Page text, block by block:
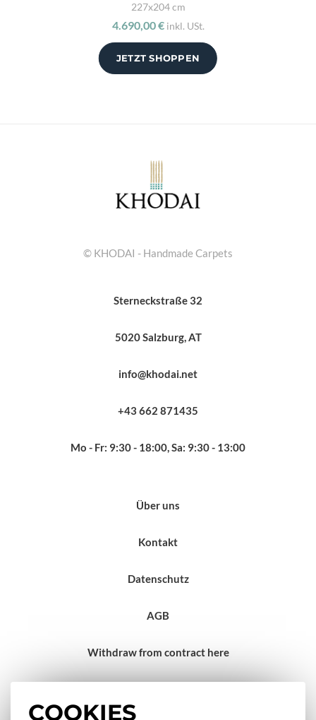
JETZT SHOPPEN
227x204 cm
4.690,00 € inkl. USt.
COOKIES
© KHODAI - Handmade Carpets
Sterneckstraße 32
5020 Salzburg, AT
info@khodai.net
+43 662 871435
Mo - Fr: 9:30 - 18:00, Sa: 9:30 - 13:00
Über uns
Kontakt
Datenschutz
AGB
Withdraw from contract here